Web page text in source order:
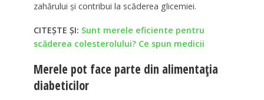
zahărului și contribui la scăderea glicemiei.
CITEȘTE ȘI: Sunt merele eficiente pentru
scăderea colesterolului? Ce spun medicii
Merele pot face parte din alimentația
diabeticilor